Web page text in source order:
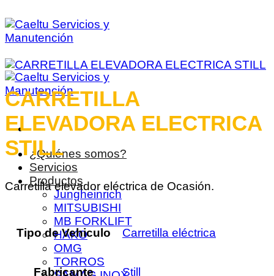
al
contenido
¿Quiénes somos?
Servicios
Productos
Jungheinrich
MITSUBISHI
MB FORKLIFT
HAKO
OMG
TORROS
CARRETILLA
ELEVADORA ELECTRICA
STILL
Carretilla elevador eléctrica de Ocasión.
Tipo de Vehiculo Carretilla eléctrica
Fabricante Still